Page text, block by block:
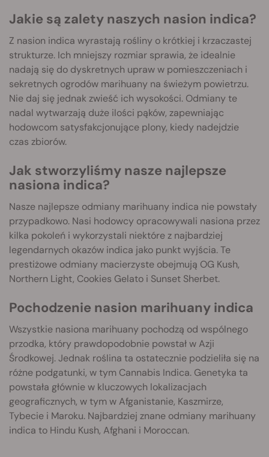
Jakie są zalety naszych nasion indica?
Z nasion indica wyrastają rośliny o krótkiej i krzaczastej
strukturze. Ich mniejszy rozmiar sprawia, że idealnie
nadają się do dyskretnych upraw w pomieszczeniach i
sekretnych ogrodów marihuany na świeżym powietrzu.
Nie daj się jednak zwieść ich wysokości. Odmiany te
nadal wytwarzają duże ilości pąków, zapewniając
hodowcom satysfakcjonujące plony, kiedy nadejdzie
czas zbiorów.
Jak stworzyliśmy nasze najlepsze
nasiona indica?
Nasze najlepsze odmiany marihuany indica nie powstały
przypadkowo. Nasi hodowcy opracowywali nasiona przez
kilka pokoleń i wykorzystali niektóre z najbardziej
legendarnych okazów indica jako punkt wyjścia. Te
prestiżowe odmiany macierzyste obejmują OG Kush,
Northern Light, Cookies Gelato i Sunset Sherbet.
Pochodzenie nasion marihuany indica
Wszystkie nasiona marihuany pochodzą od wspólnego
przodka, który prawdopodobnie powstał w Azji
Środkowej. Jednak roślina ta ostatecznie podzieliła się na
różne podgatunki, w tym Cannabis Indica. Genetyka ta
powstała głównie w kluczowych lokalizacjach
geograficznych, w tym w Afganistanie, Kaszmirze,
Tybecie i Maroku. Najbardziej znane odmiany marihuany
indica to Hindu Kush, Afghani i Moroccan.